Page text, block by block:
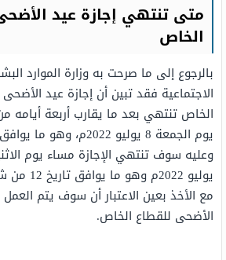
الخاص
بالرجوع إلى ما صرحت به وزارة الموارد
الاجتماعية فقد تبين أن إجازة عيد
الخاص تنتهي بعد ما يقارب أربعة أيامه
مع الأخذ بعين الاعتبار أن سوف يتم
الأضحى للقطاع الخاص.